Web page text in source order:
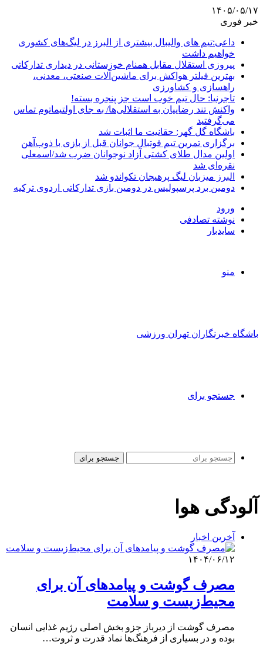
۱۴۰۵/۰۵/۱۷
خبر فوری
داعی:تیم های والیبال بیشتری از البرز در لیگ‌های کشوری
خواهیم داشت
پیروزی استقلال مقابل همنام خوزستانی در دیداری تدارکاتی
بهترین فیلتر هواکش برای ماشین‌آلات صنعتی، معدنی،
راهسازی و کشاورزی
تاجرنیا: حال تیم خوب است جز پنجره بسته!
واکنش تند رضاییان به استقلالی‌ها/ به جای اولتیماتوم تماس
می‌گرفتید
باشگاه گل گهر: حقانیت ما اثبات شد
برگزاری تمرین تیم فوتبال جوانان قبل از بازی با ذوب‌آهن
اولین مدال طلای کشتی آزاد نوجوانان ضرب شد/اسمعلی
نقره‌ای شد
البرز میزبان لیگ پرهیجان تکواندو شد
دومین برد پرسپولیس در دومین بازی تدارکاتی اردوی ترکیه
ورود
نوشته تصادفی
سایدبار
منو
باشگاه خبرنگاران تهران ورزشی
جستجو برای
جستجو برای
آلودگی هوا
آخرین اخبار
۱۴۰۴/۰۶/۱۲
مصرف گوشت و پیامدهای آن برای
محیط‌زیست و سلامت
مصرف گوشت از دیرباز جزو بخش اصلی رژیم غذایی انسان
بوده و در بسیاری از فرهنگ‌ها نماد قدرت و ثروت…